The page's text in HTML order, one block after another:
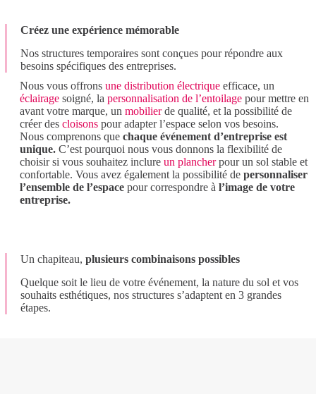
Créez une expérience mémorable
Nos structures temporaires sont conçues pour répondre aux
besoins spécifiques des entreprises.
Nous vous offrons une distribution électrique efficace, un
éclairage soigné, la personnalisation de l’entoilage pour mettre en
avant votre marque, un mobilierde qualité, et la possibilité de
créer des cloisons pour adapter l’espace selon vos besoins.
Nous comprenons que chaque événement d’entreprise est
unique. C’est pourquoi nous vous donnons la flexibilité de
choisir si vous souhaitez inclure un plancherpour un sol stable et
confortable. Vous avez également la possibilité de personnaliser
l’ensemble de l’espace pour correspondre à l’image de votre
entreprise.
Un chapiteau, plusieurs combinaisons possibles
Quelque soit le lieu de votre événement, la nature du sol et vos
souhaits esthétiques, nos structures s’adaptent en 3 grandes
étapes.